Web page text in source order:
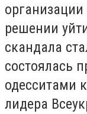
решении
скандала
состоялась
одесситами
лидера